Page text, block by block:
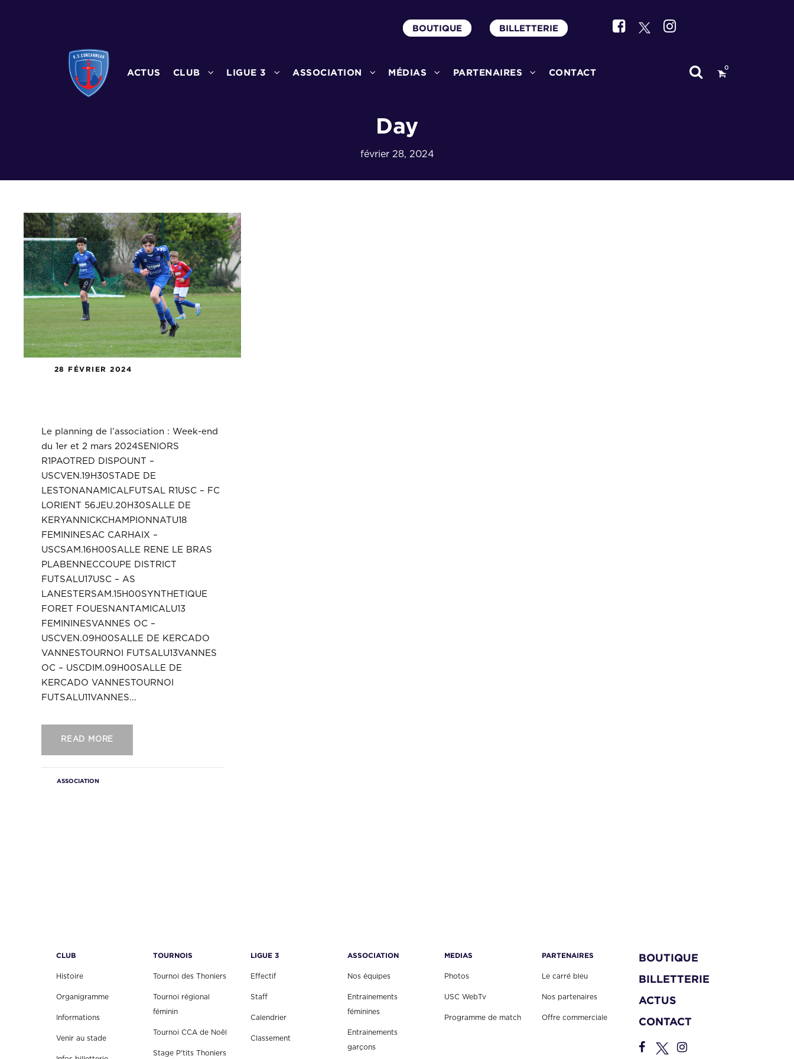
BOUTIQUE BILLETTERIE
ACTUS CLUB LIGUE 3 ASSOCIATION MÉDIAS PARTENAIRES CONTACT 0
Day
février 28, 2024
28 FÉVRIER 2024
Le planning de l’association : Week-end
du 1er et 2 mars 2024SENIORS
R1PAOTRED DISPOUNT –
USCVEN.19H30STADE DE
LESTONANAMICALFUTSAL R1USC – FC
LORIENT 56JEU.20H30SALLE DE
KERYANNICKCHAMPIONNATU18
FEMININESAC CARHAIX –
USCSAM.16H00SALLE RENE LE BRAS
PLABENNECCOUPE DISTRICT
FUTSALU17USC – AS
LANESTERSAM.15H00SYNTHETIQUE
FORET FOUESNANTAMICALU13
FEMININESVANNES OC –
USCVEN.09H00SALLE DE KERCADO
VANNESTOURNOI FUTSALU13VANNES
OC – USCDIM.09H00SALLE DE
KERCADO VANNESTOURNOI
FUTSALU11VANNES...
READ MORE
ASSOCIATION
CLUB
Histoire
Organigramme
Informations
Venir au stade
TOURNOIS
Tournoi des Thoniers
Tournoi régional
féminin
Tournoi CCA de Noël
Stage P'tits Thoniers
LIGUE 3
Effectif
Staff
Calendrier
Classement
ASSOCIATION
Nos équipes
Entrainements
féminines
Entrainements
garçons
MEDIAS
Photos
USC WebTv
Programme de match
PARTENAIRES
Le carré bleu
Nos partenaires
Offre commerciale
BOUTIQUE
BILLETTERIE
ACTUS
CONTACT